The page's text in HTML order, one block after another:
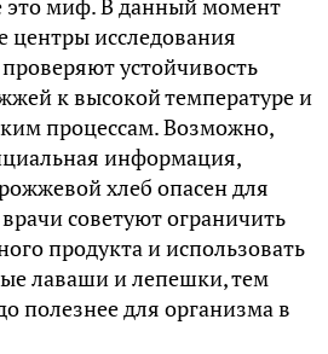
это миф. В данный момент
центры исследования
устойчивость
к высокой температуре и
процессам. Возможно,
информация,
хлеб опасен для
советуют ограничить
продукта и использовать
лаваши и лепешки, тем
полезнее для организма в